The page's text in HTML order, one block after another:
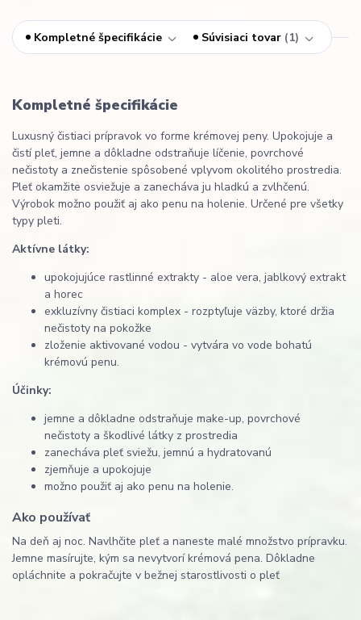
Kompletné špecifikácie Súvisiaci tovar 1
Kompletné špecifikácie
Luxusný čistiaci prípravok vo forme krémovej peny. Upokojuje a
čistí pleť, jemne a dôkladne odstraňuje líčenie, povrchové
nečistoty a znečistenie spôsobené vplyvom okolitého prostredia.
Pleť okamžite osviežuje a zanecháva ju hladkú a zvlhčenú.
Výrobok možno použiť aj ako penu na holenie. Určené pre všetky
typy pleti.
Aktívne látky:
upokojujúce rastlinné extrakty - aloe vera, jablkový extrakt
a horec
exkluzívny čistiaci komplex - rozptyľuje väzby, ktoré držia
nečistoty na pokožke
zloženie aktivované vodou - vytvára vo vode bohatú
krémovú penu.
Účinky:
jemne a dôkladne odstraňuje make-up, povrchové
nečistoty a škodlivé látky z prostredia
zanecháva pleť sviežu, jemnú a hydratovanú
zjemňuje a upokojuje
možno použiť aj ako penu na holenie.
Ako používať
Na deň aj noc. Navlhčite pleť a naneste malé množstvo prípravku.
Jemne masírujte, kým sa nevytvorí krémová pena. Dôkladne
opláchnite a pokračujte v bežnej starostlivosti o pleť